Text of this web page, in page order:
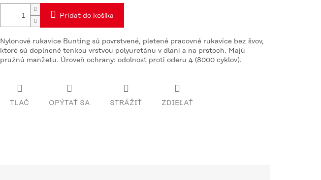
Pridať do košíka
Nylonové rukavice Bunting sú povrstvené, pletené pracovné rukavice bez švov,
ktoré sú doplnené tenkou vrstvou polyuretánu v dlani a na prstoch. Majú
pružnú manžetu. Úroveň ochrany: odolnosť proti oderu 4 (8000 cyklov).
TLAČ OPÝTAŤ SA STRÁŽIŤ ZDIEĽAŤ